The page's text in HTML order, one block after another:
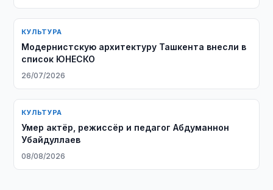
КУЛЬТУРА
Модернистскую архитектуру Ташкента внесли в
список ЮНЕСКО
26/07/2026
КУЛЬТУРА
Умер актёр, режиссёр и педагог Абдуманнон
Убайдуллаев
08/08/2026